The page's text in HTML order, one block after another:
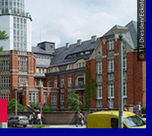
© TU Dresden/Eckold